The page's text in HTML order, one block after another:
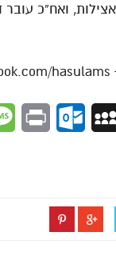
ואח”כ עובר
MySpace